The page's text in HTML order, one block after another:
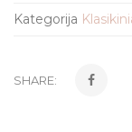
Kategorija
SHARE: